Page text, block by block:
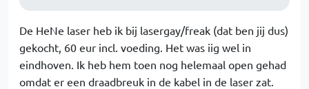
De HeNe laser heb ik bij lasergay/freak (dat ben jij dus)
gekocht, 60 eur incl. voeding. Het was iig wel in
eindhoven. Ik heb hem toen nog helemaal open gehad
omdat er een draadbreuk in de kabel in de laser zat.